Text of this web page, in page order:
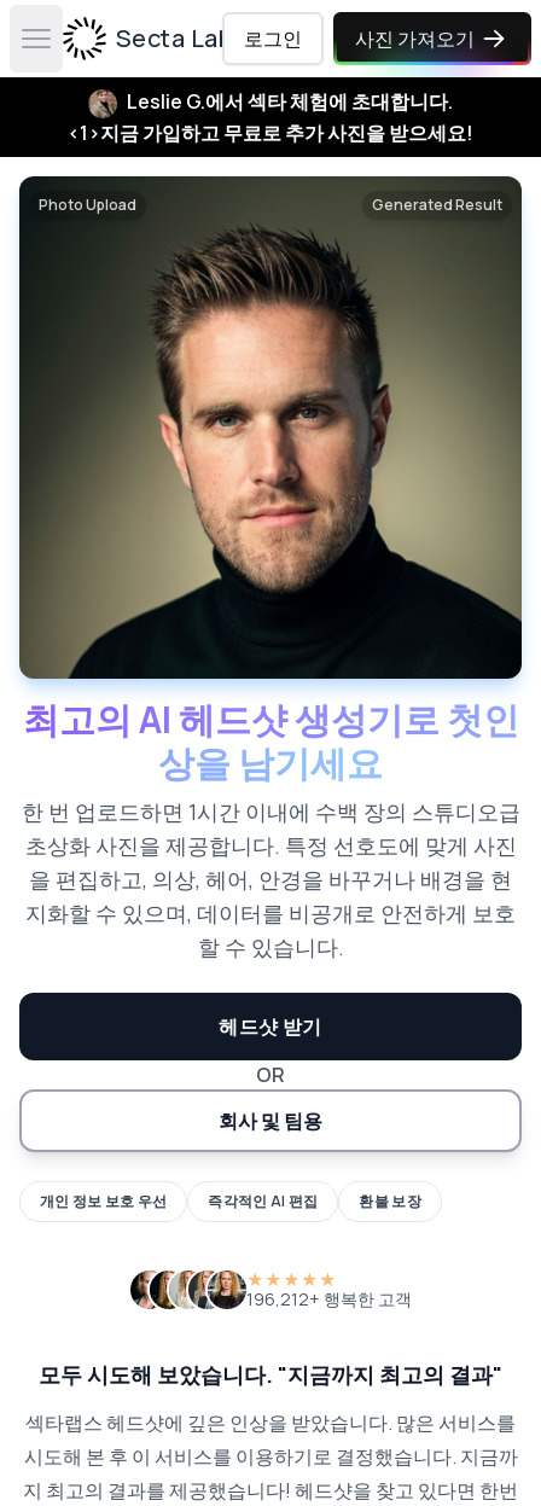
Open main menuSecta Labs로그인 사진 가져오기
Leslie G.에서 섹타 체험에 초대합니다.
<1>지금 가입하고 무료로 추가 사진을 받으세요!
최고의 AI 헤드샷 생성기로 첫인
상을 남기세요
한 번 업로드하면 1시간 이내에 수백 장의 스튜디오급
초상화 사진을 제공합니다. 특정 선호도에 맞게 사진
을 편집하고, 의상, 헤어, 안경을 바꾸거나 배경을 현
지화할 수 있으며, 데이터를 비공개로 안전하게 보호
할 수 있습니다.
헤드샷 받기
OR
회사 및 팀용
개인 정보 보호 우선 즉각적인 AI 편집 환불 보장
★★★★★
196,212+ 행복한 고객
모두 시도해 보았습니다. "지금까지 최고의 결과"
섹타랩스 헤드샷에 깊은 인상을 받았습니다. 많은 서비스를
시도해 본 후 이 서비스를 이용하기로 결정했습니다. 지금까
지 최고의 결과를 제공했습니다! 헤드샷을 찾고 있다면 한번
Photo Upload Generated Result